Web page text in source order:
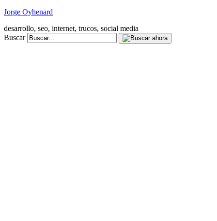
Jorge Oyhenard
desarrollo, seo, internet, trucos, social media
Buscar